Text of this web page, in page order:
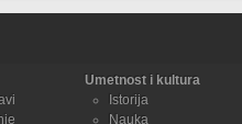
Umetnost i kultura
Istorija
Nauka